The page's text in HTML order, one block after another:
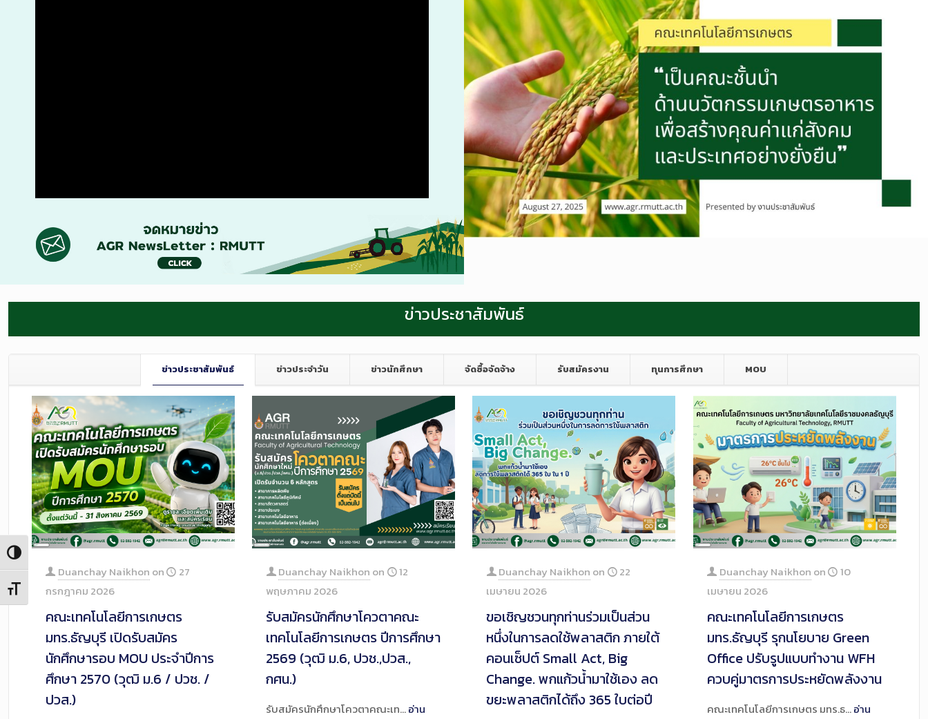
Toggle High Contrast
Toggle Font size
ข่าวประชาสัมพันธ์
ข่าวประชาสัมพันธ์ ข่าวประจำวัน ข่าวนักศึกษา จัดซื้อจัดจ้าง รับสมัครงาน ทุนการศึกษา MOU
Long
Description
Duanchay Naikhon on
27
กรกฎาคม 2026
คณะเทคโนโลยีการเกษตร
มทร.ธัญบุรี เปิดรับสมัคร
นักศึกษารอบ MOU ประจำปีการ
ศึกษา 2570 (วุฒิ ม.6 / ปวช. /
ปวส.)
Long
Description
Duanchay Naikhon on
12
พฤษภาคม 2026
รับสมัครนักศึกษาโควตาคณะ
เทคโนโลยีการเกษตร ปีการศึกษา
2569 (วุฒิ ม.6, ปวช.,ปวส.,
กศน.)
รับสมัครนักศึกษาโควตาคณะเท…อ่าน
Duanchay Naikhon on
22
เมษายน 2026
ขอเชิญชวนทุกท่านร่วมเป็นส่วน
หนึ่งในการลดใช้พลาสติก ภายใต้
คอนเซ็ปต์ Small Act, Big
Change. พกแก้วน้ำมาใช้เอง ลด
ขยะพลาสติกได้ถึง 365 ใบต่อปี
Long
Description
Duanchay Naikhon on
10
เมษายน 2026
คณะเทคโนโลยีการเกษตร
มทร.ธัญบุรี รุกนโยบาย Green
Office ปรับรูปแบบทำงาน WFH
ควบคู่มาตรการประหยัดพลังงาน
คณะเทคโนโลยีการเกษตร มทร.ธ…อ่าน